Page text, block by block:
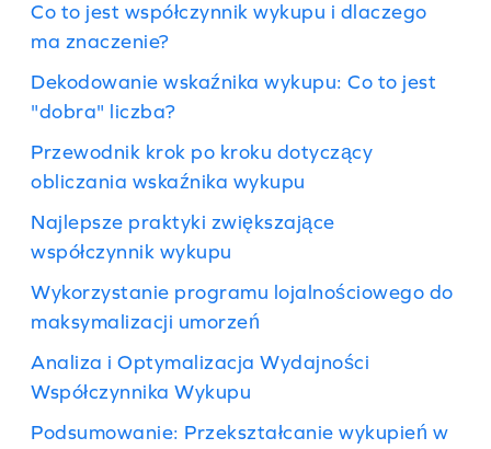
Co to jest współczynnik wykupu i dlaczego
ma znaczenie?
Dekodowanie wskaźnika wykupu: Co to jest
"dobra" liczba?
Przewodnik krok po kroku dotyczący
obliczania wskaźnika wykupu
Najlepsze praktyki zwiększające
współczynnik wykupu
Wykorzystanie programu lojalnościowego do
maksymalizacji umorzeń
Analiza i Optymalizacja Wydajności
Współczynnika Wykupu
Podsumowanie: Przekształcanie wykupień w